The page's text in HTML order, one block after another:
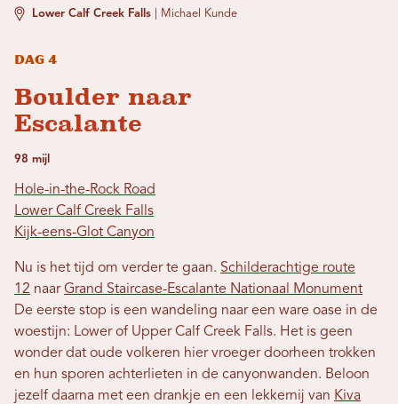
Lower Calf Creek Falls Michael Kunde
Dag 4
Boulder naar
Escalante
98 mijl
Hole-in-the-Rock Road
Lower Calf Creek Falls
Kijk-eens-Glot Canyon
Nu is het tijd om verder te gaan. Schilderachtige route
12 naarGrand Staircase-Escalante Nationaal Monument
De eerste stop is een wandeling naar een ware oase in de
woestijn: Lower of Upper Calf Creek Falls. Het is geen
wonder dat oude volkeren hier vroeger doorheen trokken
en hun sporen achterlieten in de canyonwanden. Beloon
jezelf daarna met een drankje en een lekkernij van Kiva